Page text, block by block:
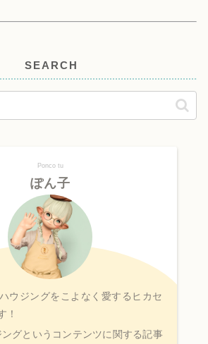
SEARCH
Ponco tu
ぽん子
ウジングをこよなく愛するヒカセ
！
グというコンテンツに関する記事